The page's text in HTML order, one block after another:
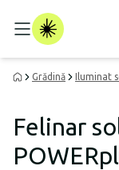
Grădină Iluminat
Felinar